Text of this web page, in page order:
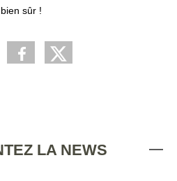
bien sûr !
LA NEWS